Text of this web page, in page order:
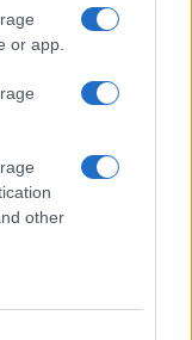
or app.
other